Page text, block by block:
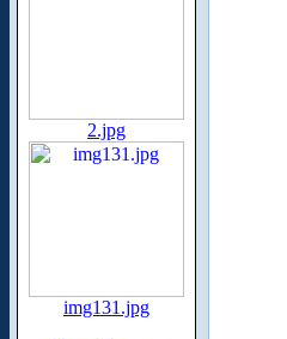
2.jpg
img131.jpg